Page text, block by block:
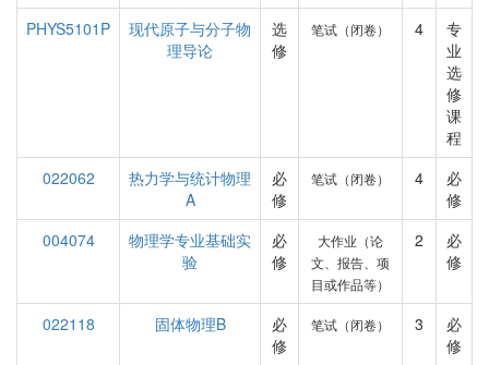
PHYS5101P
现代原子与分子物
理导论
选
修
笔试（闭卷） 4
专
业
选
修
课
程
022062
热力学与统计物理
A
必
修
笔试（闭卷） 4
必
修
004074
物理学专业基础实
验
必
修
大作业（论
文、报告、项
目或作品等）
2
必
修
022118 固体物理B
必
修
笔试（闭卷） 3
必
修